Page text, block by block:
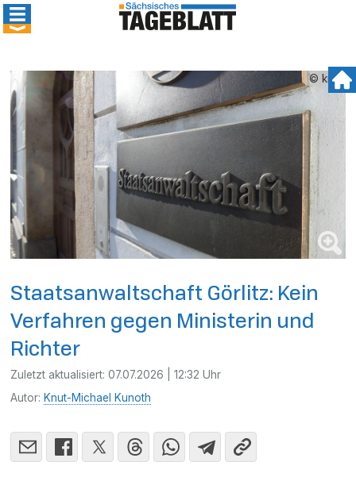
© kmk
Staatsanwaltschaft Görlitz: Kein
Verfahren gegen Ministerin und
Richter
Zuletzt aktualisiert:07.07.2026 | 12:32 Uhr
Autor: Knut-Michael Kunoth